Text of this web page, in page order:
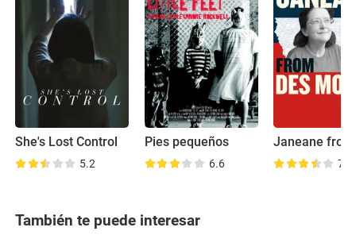
She's Lost Control
5.2
Pies pequeños
6.6 7.8
También te puede interesar